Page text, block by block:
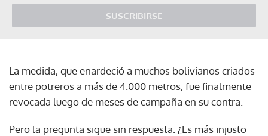
SUSCRIBIRSE
La medida, que enardeció a muchos bolivianos criados
entre potreros a más de 4.000 metros, fue finalmente
revocada luego de meses de campaña en su contra.
Pero la pregunta sigue sin respuesta: ¿Es más injusto